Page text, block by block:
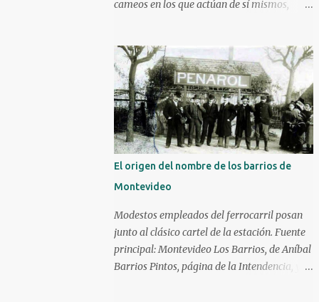
cameos en los que actúan de sí mismos,
victoria de 1982 con figuras como Silvester
Stallone y Michael Caine, compartiendo
cartel con Pelé, Bobby Moore y el argentino
Osvaldo Ardiles, en una recreación muy libre
del llamado partido de la muerte jugado en
Kiev, Ucrania, el 9 de agosto de 1942, bajo la
ocupación nazi. Stallone atajando un penal
sobre la hora. Hoy nos enfocaremos en tres
historias de deportistas que fueron más allá,
incluso alguno llegando a construir una
carrera como actor y obteniendo elogios de
la crítica. Kareem Abdul-Jabbar Uno d e los
máximos anotadores de la historia de la
El origen del nombre de los barrios de
Montevideo
Modestos empleados del ferrocarril posan
junto al clásico cartel de la estación. Fuente
principal: Montevideo Los Barrios, de Aníbal
Barrios Pintos, página de la Intendencia, y